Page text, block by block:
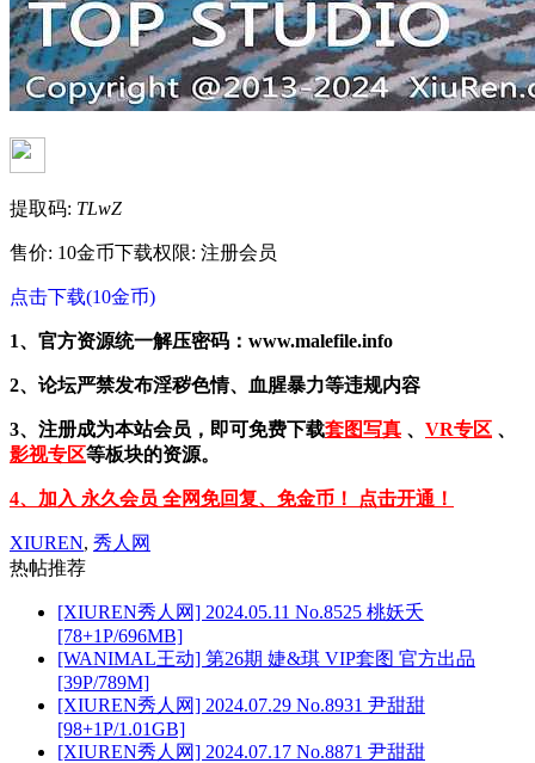
提取码: TLwZ
售价: 10金币下载权限: 注册会员
点击下载(10金币)
1、官方资源统一解压密码：www.malefile.info
2、论坛严禁发布淫秽色情、血腥暴力等违规内容
3、注册成为本站会员，即可免费下载套图写真 、 VR专区 、
影视专区等板块的资源。
4、加入 永久会员 全网免回复、免金币！ 点击开通！
XIUREN, 秀人网
热帖推荐
[XIUREN秀人网] 2024.05.11 No.8525 桃妖夭
[78+1P/696MB]
[WANIMAL王动] 第26期 婕&琪 VIP套图 官方出品
[39P/789M]
[XIUREN秀人网] 2024.07.29 No.8931 尹甜甜
[98+1P/1.01GB]
[XIUREN秀人网] 2024.07.17 No.8871 尹甜甜